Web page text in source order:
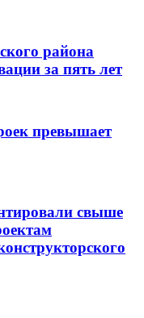
района
за пять лет
превышает
свыше